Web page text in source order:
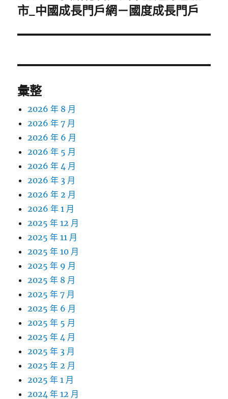
篇
章:
市_中國成長門戶網－國度成長門戶
彙整
2026 年 8 月
2026 年 7 月
2026 年 6 月
2026 年 5 月
2026 年 4 月
2026 年 3 月
2026 年 2 月
2026 年 1 月
2025 年 12 月
2025 年 11 月
2025 年 10 月
2025 年 9 月
2025 年 8 月
2025 年 7 月
2025 年 6 月
2025 年 5 月
2025 年 4 月
2025 年 3 月
2025 年 2 月
2025 年 1 月
2024 年 12 月